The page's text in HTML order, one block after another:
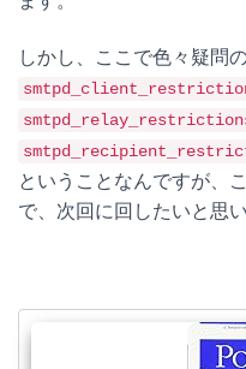
しかし、ここで色々疑問
ということなんですが、
で、次回に回したいと思い